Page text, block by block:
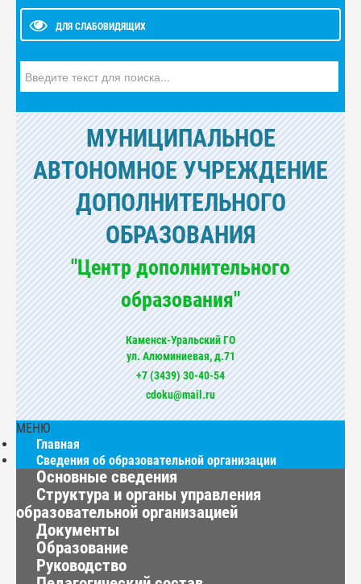
ДЛЯ СЛАБОВИДЯЩИХ
МУНИЦИПАЛЬНОЕ
АВТОНОМНОЕ УЧРЕЖДЕНИЕ
ДОПОЛНИТЕЛЬНОГО
ОБРАЗОВАНИЯ
"Центр дополнительного
образования"
Каменск-Уральский ГО
ул. Алюминиевая, д.71
+7 (3439) 30-40-54
cdoku@mail.ru
МЕНЮ
Главная
Сведения об образовательной организации
Основные сведения
Структура и органы управления
образовательной организацией
Документы
Образование
Руководство